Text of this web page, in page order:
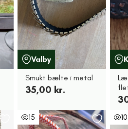
Valby
Smukt bælte i metal
35,00 kr.
15 10